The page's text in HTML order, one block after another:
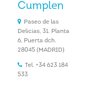
Cumplen
Paseo de las
Delicias, 31. Planta
6, Puerta dch.
28045 (MADRID)
Tel. +34 623 184
533